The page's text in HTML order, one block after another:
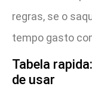
regras, se o
tempo gasto
Tabela
de usar